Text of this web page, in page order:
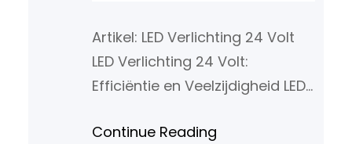
Artikel: LED Verlichting 24 Volt
LED Verlichting 24 Volt:
Efficiëntie en Veelzijdigheid LED-
het gaat om energiezuinige en
Continue Reading